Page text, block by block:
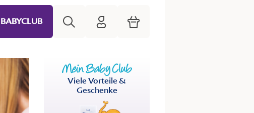
BABYCLUB HiPP Mein Babyclub
Warenkorb
Viele Vorteile &
Geschenke